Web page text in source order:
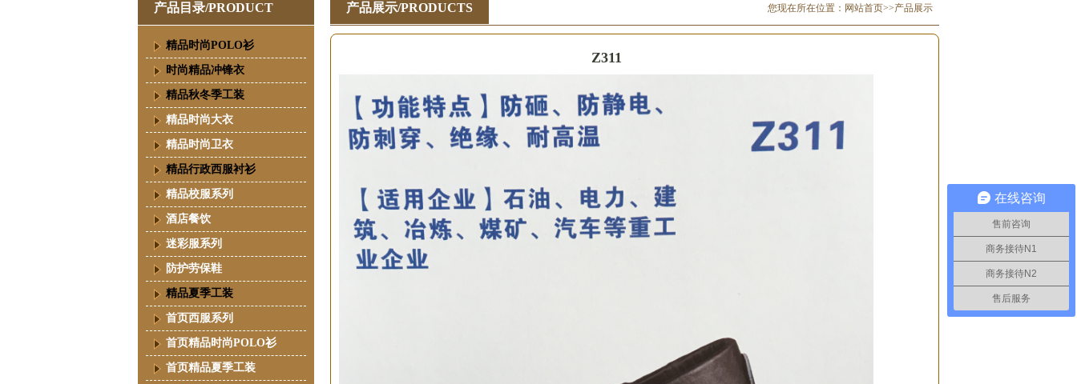
产品目录/PRODUCT
精品时尚POLO衫
时尚精品冲锋衣
精品秋冬季工装
精品时尚大衣
精品时尚卫衣
精品行政西服衬衫
精品校服系列
酒店餐饮
迷彩服系列
防护劳保鞋
精品夏季工装
首页西服系列
首页精品时尚POLO衫
首页精品夏季工装
产品展示/PRODUCTS 您现在所在位置： 网站首页>>产品展示
Z311
在线咨询
售前咨询
商务接待N1
商务接待N2
售后服务